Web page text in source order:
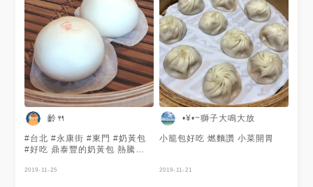
齡🍴
#台北 #永康街 #東門 #奶黃包
#好吃 鼎泰豐的奶黃包 熱騰騰
要小心湯汁流出來🤣
2019-11-25
•¥•~獅子大鳴大放
小籠包好吃 燃麵讚 小菜開胃
2019-11-21